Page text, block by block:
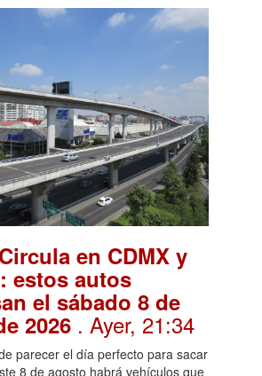
en CDMX y
estos autos
el sábado 8 de
2026 . Ayer, 21:34
parecer el día perfecto para sacar
8 de agosto habrá vehículos que